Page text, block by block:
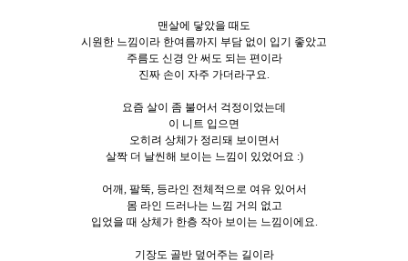
맨살에 닿았을 때도
시원한 느낌이라 한여름까지 부담 없이 입기 좋았고
주름도 신경 안 써도 되는 편이라
진짜 손이 자주 가더라구요.
요즘 살이 좀 불어서 걱정이었는데
이 니트 입으면
오히려 상체가 정리돼 보이면서
살짝 더 날씬해 보이는 느낌이 있었어요 :)
어깨, 팔뚝, 등라인 전체적으로 여유 있어서
몸 라인 드러나는 느낌 거의 없고
입었을 때 상체가 한층 작아 보이는 느낌이에요.
기장도 골반 덮어주는 길이라